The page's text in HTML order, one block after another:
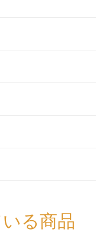
る商品